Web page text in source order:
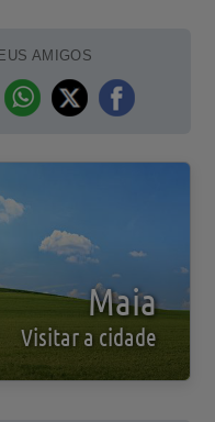
AMIGOS
Maia
Visitar a cidade